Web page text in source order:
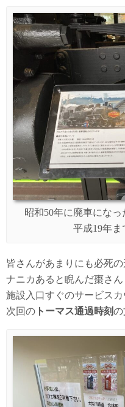
昭和50年に廃車になっ
平成19年ま
皆さんがあまりにも必死
ナニカあると睨んだ棗さ
施設入口すぐのサービス
次回の トーマス通過時刻の